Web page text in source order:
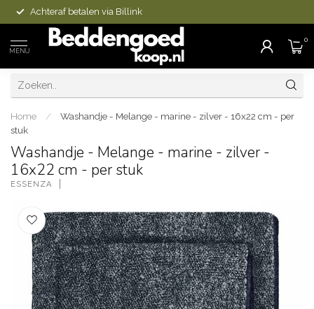
Achteraf betalen via Billink
MENU
0
Home /
Washandje - Melange - marine - zilver - 16x22 cm - per
stuk
Washandje - Melange - marine - zilver -
16x22 cm - per stuk
ESSENZA